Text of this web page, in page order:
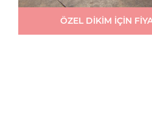
ÖZEL DİKİM İÇİN